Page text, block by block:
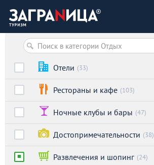
Отели (33)
Рестораны и кафе (103)
Ночные клубы и бары (47)
Достопримечательности (38)
Развлечения и шопинг (24)